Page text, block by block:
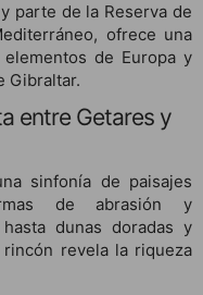
parte de la Reserva de
ofrece una
de Europa y
Gibraltar.
entre Getares y
sinfonía de paisajes
de abrasión y
dunas doradas y
revela la riqueza